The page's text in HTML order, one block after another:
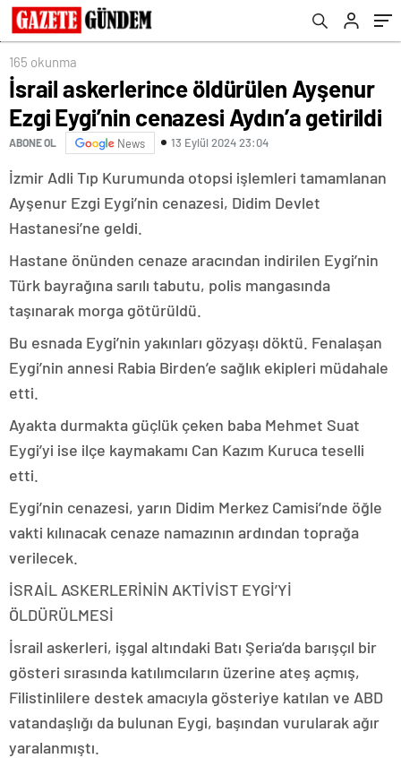
165 okunma
İsrail askerlerince öldürülen Ayşenur
Ezgi Eygi’nin cenazesi Aydın’a getirildi
ABONE OL News 13 Eylül 2024 23:04
İzmir Adli Tıp Kurumunda otopsi işlemleri tamamlanan
Ayşenur Ezgi Eygi’nin cenazesi, Didim Devlet
Hastanesi’ne geldi.
Hastane önünden cenaze aracından indirilen Eygi’nin
Türk bayrağına sarılı tabutu, polis mangasında
taşınarak morga götürüldü.
Bu esnada Eygi’nin yakınları gözyaşı döktü. Fenalaşan
Eygi’nin annesi Rabia Birden’e sağlık ekipleri müdahale
etti.
Ayakta durmakta güçlük çeken baba Mehmet Suat
Eygi’yi ise ilçe kaymakamı Can Kazım Kuruca teselli
etti.
Eygi’nin cenazesi, yarın Didim Merkez Camisi’nde öğle
vakti kılınacak cenaze namazının ardından toprağa
verilecek.
İSRAİL ASKERLERİNİN AKTİVİST EYGİ’Yİ
ÖLDÜRÜLMESİ
İsrail askerleri, işgal altındaki Batı Şeria’da barışçıl bir
gösteri sırasında katılımcıların üzerine ateş açmış,
Filistinlilere destek amacıyla gösteriye katılan ve ABD
vatandaşlığı da bulunan Eygi, başından vurularak ağır
yaralanmıştı.